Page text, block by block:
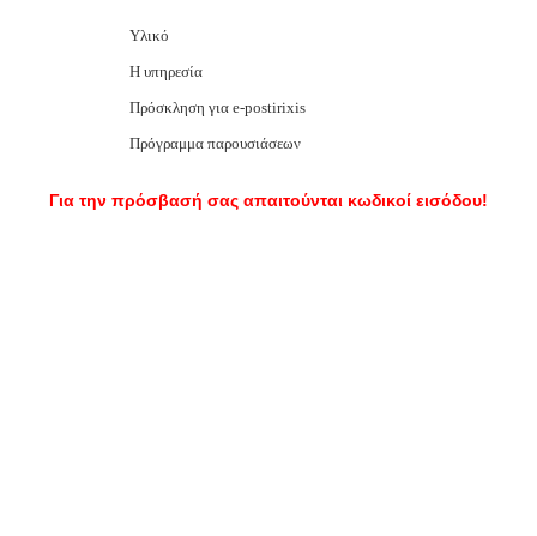
Υλικό
Η υπηρεσία
Πρόσκληση για e-postirixis
Πρόγραμμα παρουσιάσεων
Για την πρόσβασή σας απαιτούνται κωδικοί εισόδου!